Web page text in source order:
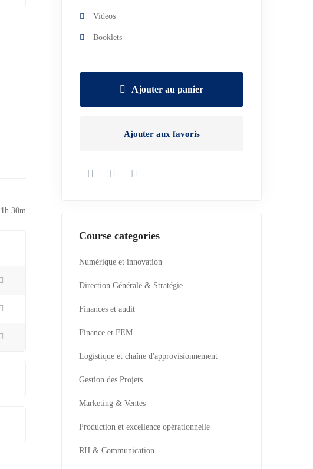
30m
Videos
Booklets
Ajouter au panier
Ajouter aux favoris
Course categories
Numérique et innovation
Direction Générale & Stratégie
Finances et audit
Finance et FEM
Logistique et chaîne d'approvisionnement
Gestion des Projets
Marketing & Ventes
Production et excellence opérationnelle
RH & Communication